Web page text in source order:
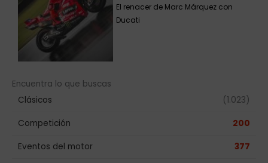
El renacer de Marc Márquez con
Ducati
Encuentra lo que buscas
Clásicos
(1.023)
Competición 200
Eventos del motor 377